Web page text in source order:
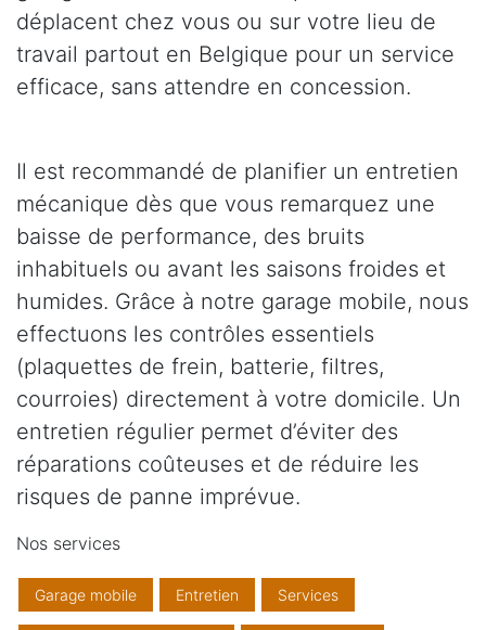
déplacent chez vous ou sur votre lieu de
travail partout en Belgique pour un service
efficace, sans attendre en concession.
Il est recommandé de planifier un entretien
mécanique dès que vous remarquez une
baisse de performance, des bruits
inhabituels ou avant les saisons froides et
humides. Grâce à notre garage mobile, nous
effectuons les contrôles essentiels
(plaquettes de frein, batterie, filtres,
courroies) directement à votre domicile. Un
entretien régulier permet d’éviter des
réparations coûteuses et de réduire les
risques de panne imprévue.
Nos services
Garage mobile Entretien Services